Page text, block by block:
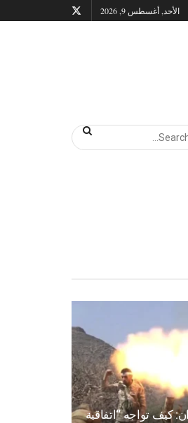
الأحد, أغسطس 9, 2026
كيف تواجه “اتفاقية